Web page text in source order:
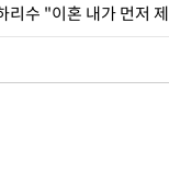
리수 "이혼 내가 먼저